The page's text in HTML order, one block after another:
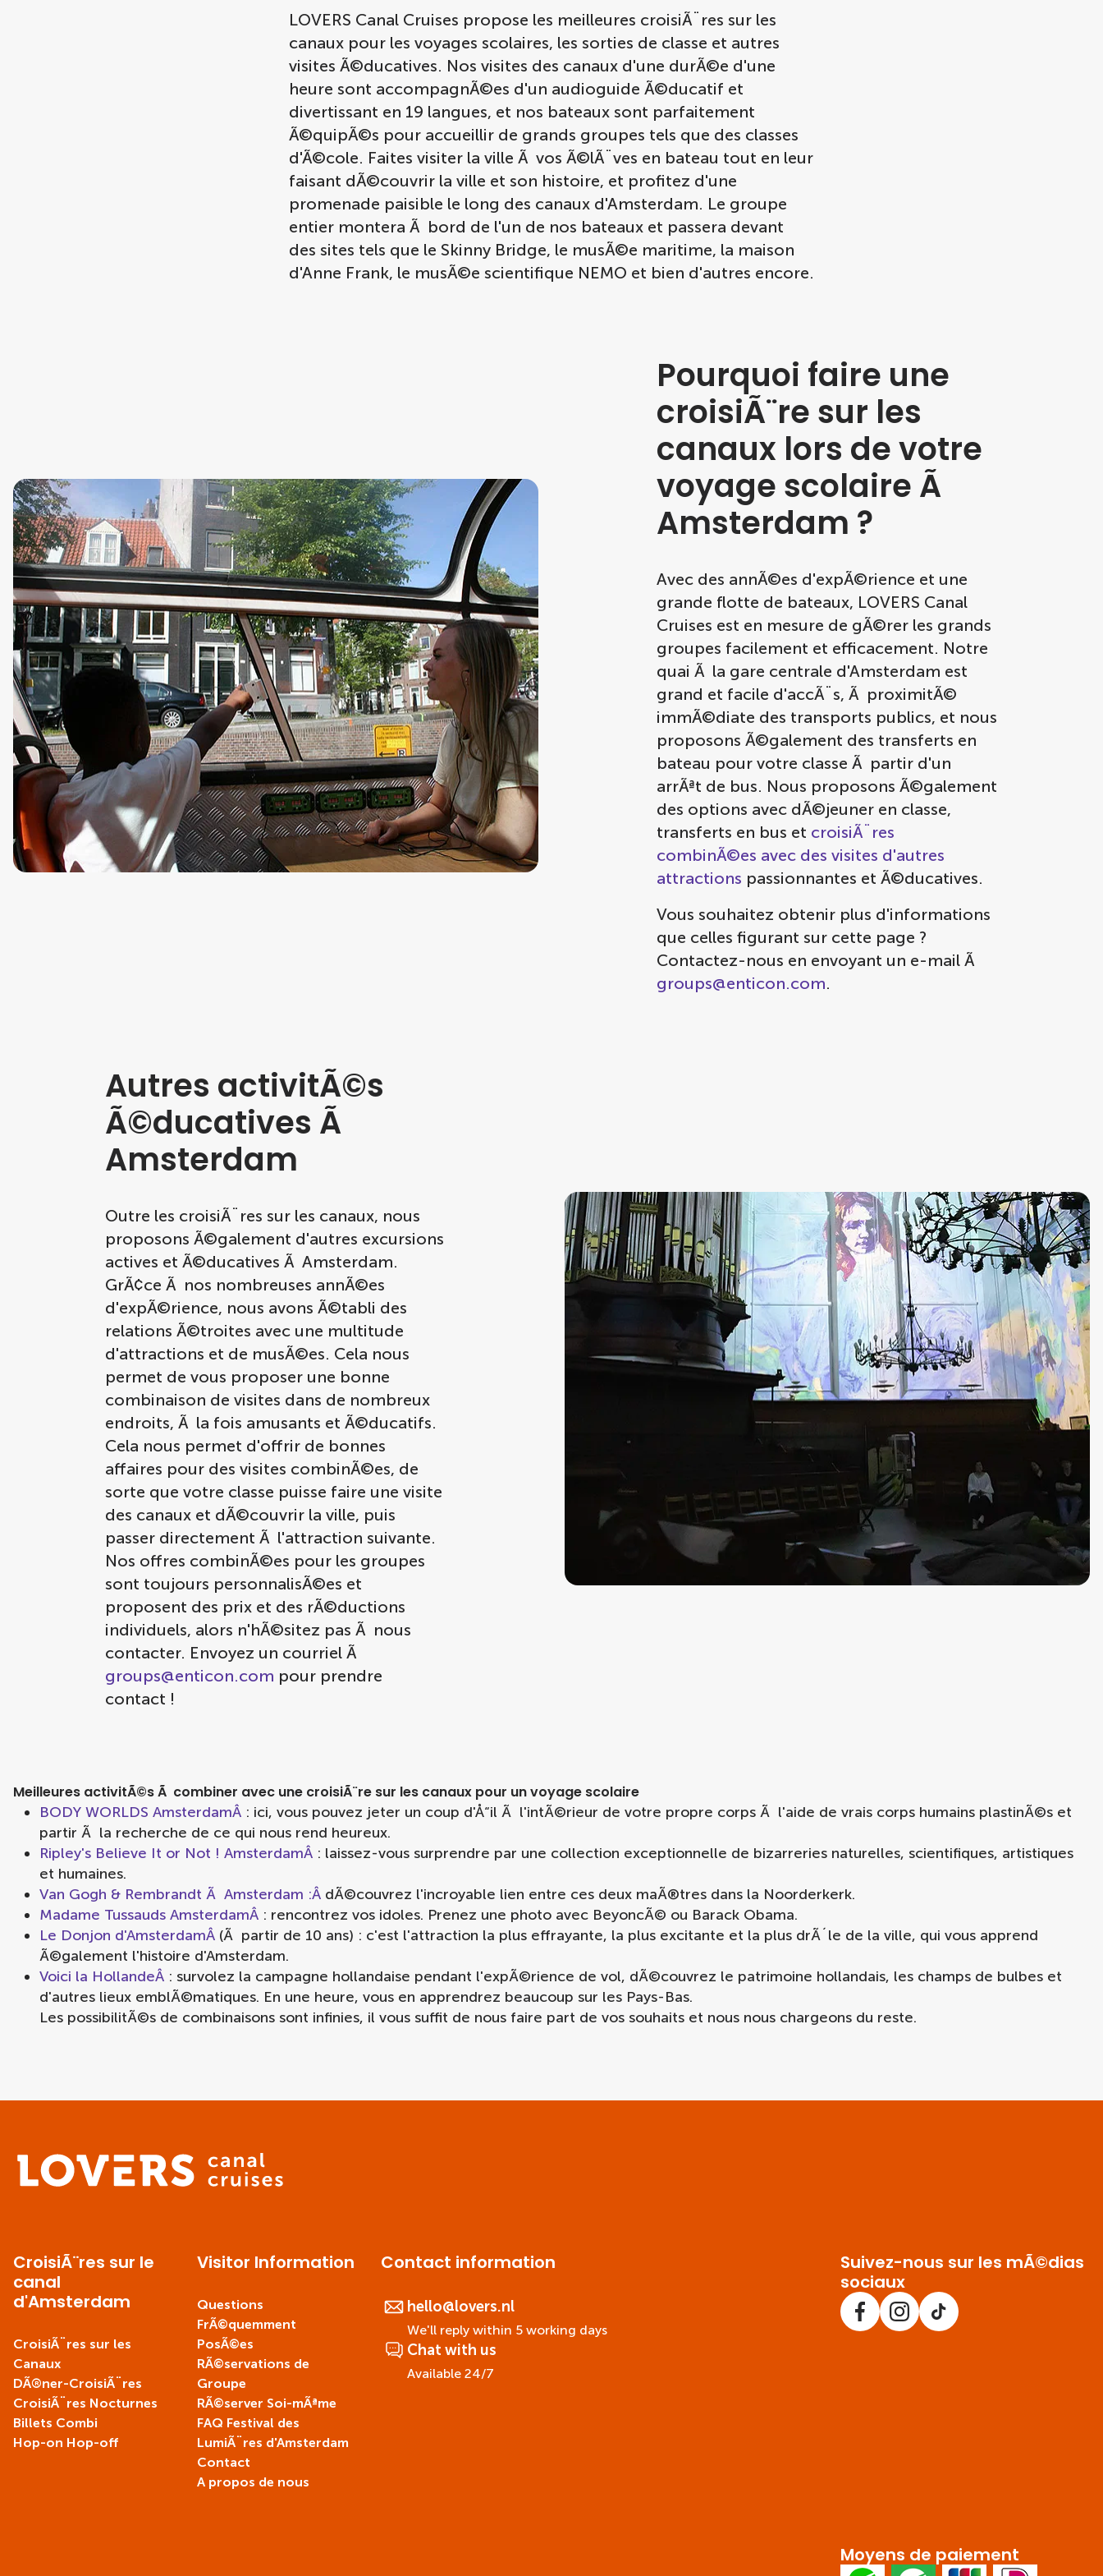
LOVERS Canal Cruises propose les meilleures croisiÃ¨res sur les
canaux pour les voyages scolaires, les sorties de classe et autres
visites Ã©ducatives. Nos visites des canaux d'une durÃ©e d'une
heure sont accompagnÃ©es d'un audioguide Ã©ducatif et
divertissant en 19 langues, et nos bateaux sont parfaitement
Ã©quipÃ©s pour accueillir de grands groupes tels que des classes
d'Ã©cole. Faites visiter la ville Ã vos Ã©lÃ¨ves en bateau tout en leur
faisant dÃ©couvrir la ville et son histoire, et profitez d'une
promenade paisible le long des canaux d'Amsterdam. Le groupe
entier montera Ã bord de l'un de nos bateaux et passera devant
des sites tels que le Skinny Bridge, le musÃ©e maritime, la maison
d'Anne Frank, le musÃ©e scientifique NEMO et bien d'autres encore.
Pourquoi faire une
croisiÃ¨re sur les
canaux lors de votre
voyage scolaire Ã
Amsterdam ?
Avec des annÃ©es d'expÃ©rience et une
grande flotte de bateaux, LOVERS Canal
Cruises est en mesure de gÃ©rer les grands
groupes facilement et efficacement. Notre
quai Ã la gare centrale d'Amsterdam est
grand et facile d'accÃ¨s, Ã proximitÃ©
immÃ©diate des transports publics, et nous
proposons Ã©galement des transferts en
bateau pour votre classe Ã partir d'un
arrÃªt de bus. Nous proposons Ã©galement
des options avec dÃ©jeuner en classe,
transferts en bus et croisiÃ¨res
combinÃ©es avec des visites d'autres
attractions passionnantes et Ã©ducatives.
Vous souhaitez obtenir plus d'informations
que celles figurant sur cette page ?
Contactez-nous en envoyant un e-mail Ã
groups@enticon.com.
Autres activitÃ©s
Ã©ducatives Ã
Amsterdam
Outre les croisiÃ¨res sur les canaux, nous
proposons Ã©galement d'autres excursions
actives et Ã©ducatives Ã Amsterdam.
GrÃ¢ce Ã nos nombreuses annÃ©es
d'expÃ©rience, nous avons Ã©tabli des
relations Ã©troites avec une multitude
d'attractions et de musÃ©es. Cela nous
permet de vous proposer une bonne
combinaison de visites dans de nombreux
endroits, Ã la fois amusants et Ã©ducatifs.
Cela nous permet d'offrir de bonnes
affaires pour des visites combinÃ©es, de
sorte que votre classe puisse faire une visite
des canaux et dÃ©couvrir la ville, puis
passer directement Ã l'attraction suivante.
Nos offres combinÃ©es pour les groupes
sont toujours personnalisÃ©es et
proposent des prix et des rÃ©ductions
individuels, alors n'hÃ©sitez pas Ã nous
contacter. Envoyez un courriel Ã
groups@enticon.com pour prendre
contact !
Meilleures activitÃ©s Ã combiner avec une croisiÃ¨re sur les canaux pour un voyage scolaire
BODY WORLDS AmsterdamÂ : ici, vous pouvez jeter un coup d'Å“il Ã l'intÃ©rieur de votre propre corps Ã l'aide de vrais corps humains plastinÃ©s et
partir Ã la recherche de ce qui nous rend heureux.
Ripley's Believe It or Not ! AmsterdamÂ : laissez-vous surprendre par une collection exceptionnelle de bizarreries naturelles, scientifiques, artistiques
et humaines.
Van Gogh & Rembrandt Ã Amsterdam :Â dÃ©couvrez l'incroyable lien entre ces deux maÃ®tres dans la Noorderkerk.
Madame Tussauds AmsterdamÂ : rencontrez vos idoles. Prenez une photo avec BeyoncÃ© ou Barack Obama.
Le Donjon d'AmsterdamÂ (Ã partir de 10 ans) : c'est l'attraction la plus effrayante, la plus excitante et la plus drÃ´le de la ville, qui vous apprend
Ã©galement l'histoire d'Amsterdam.
Voici la HollandeÂ : survolez la campagne hollandaise pendant l'expÃ©rience de vol, dÃ©couvrez le patrimoine hollandais, les champs de bulbes et
d'autres lieux emblÃ©matiques. En une heure, vous en apprendrez beaucoup sur les Pays-Bas.
Les possibilitÃ©s de combinaisons sont infinies, il vous suffit de nous faire part de vos souhaits et nous nous chargeons du reste.
CroisiÃ¨res sur le
canal
d'Amsterdam
CroisiÃ¨res sur les
Canaux
DÃ®ner-CroisiÃ¨res
CroisiÃ¨res Nocturnes
Billets Combi
Hop-on Hop-off
Visitor Information
Questions
FrÃ©quemment
PosÃ©es
RÃ©servations de
Groupe
RÃ©server Soi-mÃªme
FAQ Festival des
LumiÃ¨res d'Amsterdam
Contact
A propos de nous
Contact information
hello@lovers.nl
We'll reply within 5 working days
Chat with us
Available 24/7
Suivez-nous sur les mÃ©dias
sociaux
Moyens de paiement